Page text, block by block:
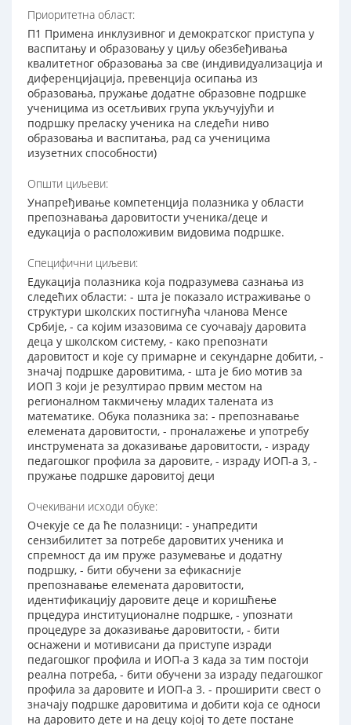
Приоритетна област:
П1 Примена инклузивног и демократског приступа у
васпитању и образовању у циљу обезбеђивања
квалитетног образовања за све (индивидуализација и
диференцијација, превенција осипања из
образовања, пружање додатне образовне подршке
ученицима из осетљивих група укључујући и
подршку преласку ученика на следећи ниво
образовања и васпитања, рад са ученицима
изузетних способности)
Општи циљеви:
Унапређивање компетенција полазника у области
препознавања даровитости ученика/деце и
едукација о расположивим видовима подршке.
Специфични циљеви:
Едукација полазника која подразумева сазнања из
следећих области: - шта је показало истраживање о
структури школских постигнућа чланова Менсе
Србије, - са којим изазовима се суочавају даровита
деца у школском систему, - како препознати
даровитост и које су примарне и секундарне добити, -
значај подршке даровитима, - шта је био мотив за
ИОП 3 који је резултирао првим местом на
регионалном такмичењу младих талената из
математике. Обука полазника за: - препознавање
елемената даровитости, - проналажење и употребу
инструмената за доказивање даровитости, - израду
педагошког профила за даровите, - израду ИОП-а 3, -
пружање подршке даровитој деци
Очекивани исходи обуке:
Очекује се да ће полазници: - унапредити
сензибилитет за потребе даровитих ученика и
спремност да им пруже разумевање и додатну
подршку, - бити обучени за ефикасније
препознавање елемената даровитости,
идентификацију даровите деце и коришћење
прцедура институционалне подршке, - упознати
процедуре за доказивање даровитости, - бити
оснажени и мотивисани да приступе изради
педагошког профила и ИОП-а 3 када за тим постоји
реална потреба, - бити обучени за израду педагошког
профила за даровите и ИОП-а 3. - проширити свест о
значају подршке даровитима и добити која се односи
на даровито дете и на децу којој то дете постане